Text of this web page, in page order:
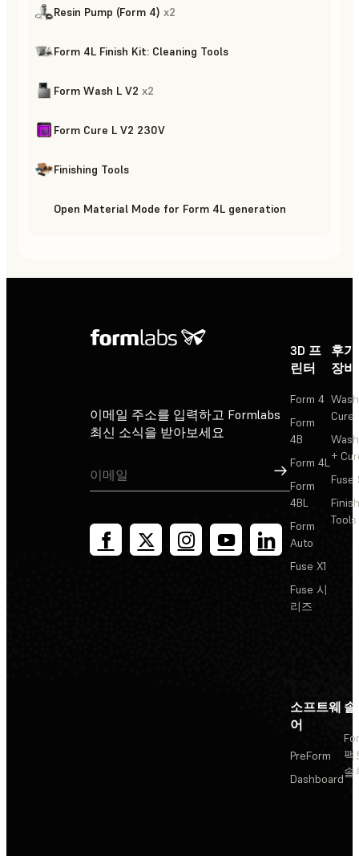
Resin Pump (Form 4) x2
Form 4L Finish Kit: Cleaning Tools
Form Wash L V2 x2
Form Cure L V2 230V
Finishing Tools
Open Material Mode for Form 4L generation
이메일 주소를 입력하고 Formlabs
최신 소식을 받아보세요
가입
3D 프
린터
Form 4
Form
4B
Form 4L
Form
4BL
Form
Auto
Fuse X1
Fuse 시
리즈
후
장비
Cure
+
Fuse
Tools
소프트웨
어
PreForm
Dashboard
팩
솔